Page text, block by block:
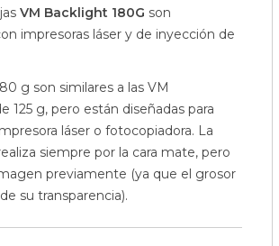
VM Backlight 180G son
impresoras láser y de inyección de
g son similares a las VM
125 g, pero están diseñadas para
láser o fotocopiadora. La
siempre por la cara mate, pero
previamente (ya que el grosor
su transparencia).